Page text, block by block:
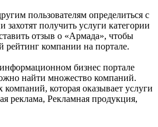
пользователям определиться с
захотят получить услуги категории
отзыв о «Армада», чтобы
рейтинг компании на портале.
бизнес портале
найти множество компаний.
которая оказывает услуги
реклама, Рекламная продукция,